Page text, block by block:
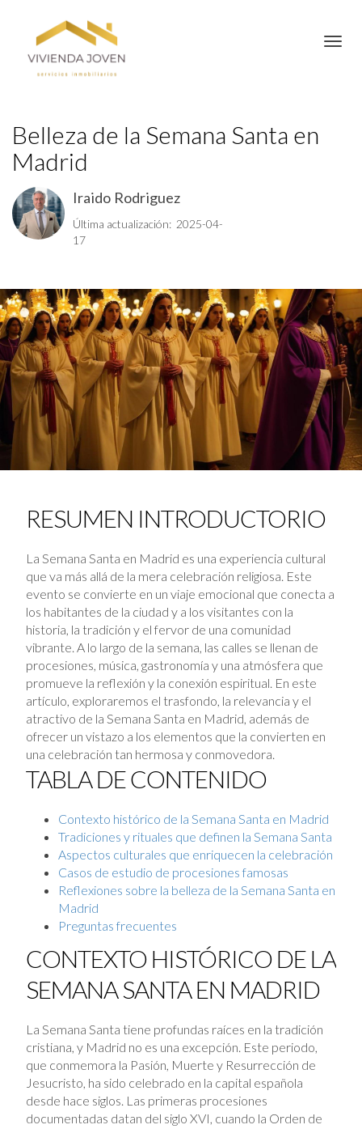
Belleza de la Semana Santa en
Madrid
Iraido Rodriguez
Última actualización: 2025-04-
17
RESUMEN INTRODUCTORIO
La Semana Santa en Madrid es una experiencia cultural
que va más allá de la mera celebración religiosa. Este
evento se convierte en un viaje emocional que conecta a
los habitantes de la ciudad y a los visitantes con la
historia, la tradición y el fervor de una comunidad
vibrante. A lo largo de la semana, las calles se llenan de
procesiones, música, gastronomía y una atmósfera que
promueve la reflexión y la conexión espiritual. En este
artículo, exploraremos el trasfondo, la relevancia y el
atractivo de la Semana Santa en Madrid, además de
ofrecer un vistazo a los elementos que la convierten en
una celebración tan hermosa y conmovedora.
TABLA DE CONTENIDO
Contexto histórico de la Semana Santa en Madrid
Tradiciones y rituales que definen la Semana Santa
Aspectos culturales que enriquecen la celebración
Casos de estudio de procesiones famosas
Reflexiones sobre la belleza de la Semana Santa en
Madrid
Preguntas frecuentes
CONTEXTO HISTÓRICO DE LA
SEMANA SANTA EN MADRID
La Semana Santa tiene profundas raíces en la tradición
cristiana, y Madrid no es una excepción. Este periodo,
que conmemora la Pasión, Muerte y Resurrección de
Jesucristo, ha sido celebrado en la capital española
desde hace siglos. Las primeras procesiones
documentadas datan del siglo XVI, cuando la Orden de